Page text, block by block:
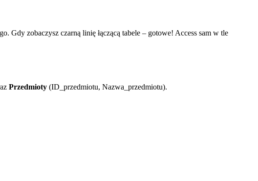
Gdy zobaczysz czarną linię łączącą tabele – gotowe! Access sam w tle
Przedmioty (ID_przedmiotu, Nazwa_przedmiotu).